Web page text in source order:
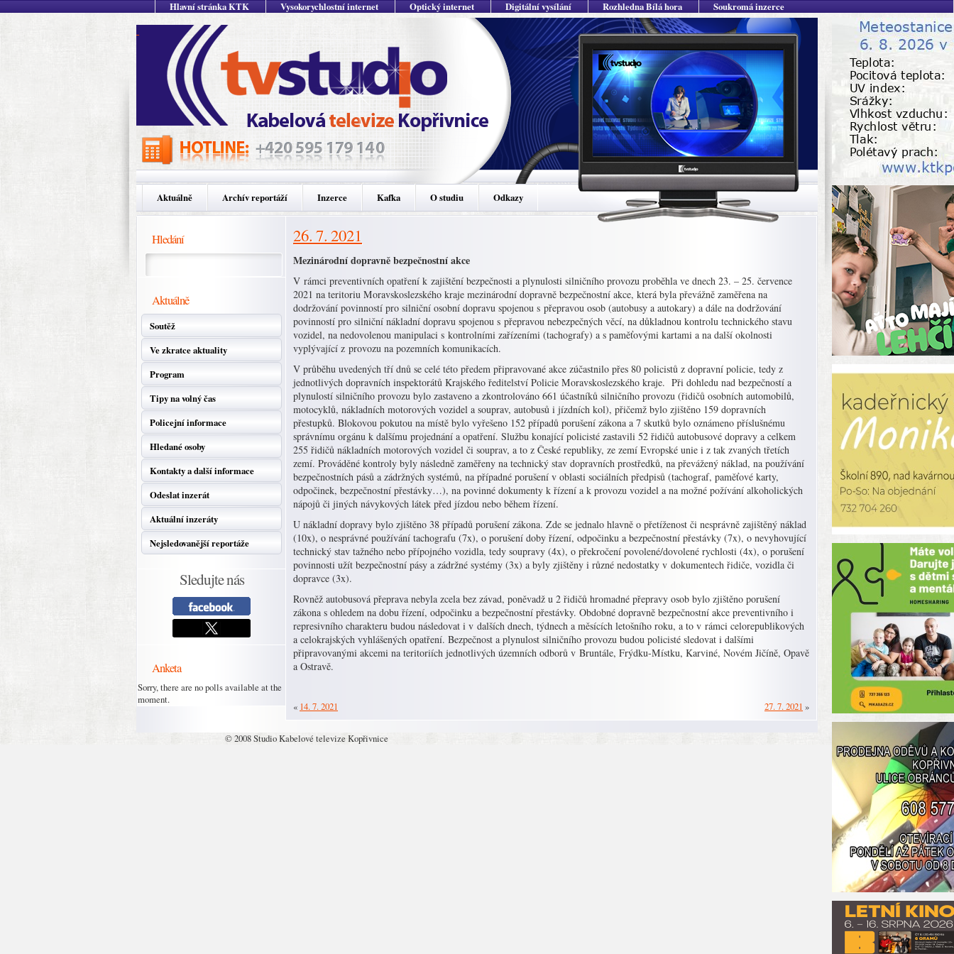
Hlavní stránka KTK Vysokorychlostní internet Optický internet Digitální vysílání Rozhledna Bílá hora Soukromá inzerce
Aktuálně Archív reportáží Inzerce Kafka O studiu Odkazy
Hledání
Aktuálně
Soutěž
Ve zkratce aktuality
Program
Tipy na volný čas
Policejní informace
Hledané osoby
Kontakty a další informace
Odeslat inzerát
Aktuální inzeráty
Nejsledovanější reportáže
Sledujte nás
Anketa
Sorry, there are no polls available at the
moment.
26. 7. 2021
Mezinárodní dopravně bezpečnostní akce
V rámci preventivních opatření k zajištění bezpečnosti a plynulosti silničního provozu proběhla ve dnech 23. – 25. července
2021 na teritoriu Moravskoslezského kraje mezinárodní dopravně bezpečnostní akce, která byla převážně zaměřena na
dodržování povinností pro silniční osobní dopravu spojenou s přepravou osob (autobusy a autokary) a dále na dodržování
povinností pro silniční nákladní dopravu spojenou s přepravou nebezpečných věcí, na důkladnou kontrolu technického stavu
vozidel, na nedovolenou manipulaci s kontrolními zařízeními (tachografy) a s paměťovými kartami a na další okolnosti
vyplývající z provozu na pozemních komunikacích.
V průběhu uvedených tří dnů se celé této předem připravované akce zúčastnilo přes 80 policistů z dopravní policie, tedy z
jednotlivých dopravních inspektorátů Krajského ředitelství Policie Moravskoslezského kraje. Při dohledu nad bezpečností a
plynulostí silničního provozu bylo zastaveno a zkontrolováno 661 účastníků silničního provozu (řidičů osobních automobilů,
motocyklů, nákladních motorových vozidel a souprav, autobusů i jízdních kol), přičemž bylo zjištěno 159 dopravních
přestupků. Blokovou pokutou na místě bylo vyřešeno 152 případů porušení zákona a 7 skutků bylo oznámeno příslušnému
správnímu orgánu k dalšímu projednání a opatření. Službu konající policisté zastavili 52 řidičů autobusové dopravy a celkem
255 řidičů nákladních motorových vozidel či souprav, a to z České republiky, ze zemí Evropské unie i z tak zvaných třetích
zemí. Prováděné kontroly byly následně zaměřeny na technický stav dopravních prostředků, na převážený náklad, na používání
bezpečnostních pásů a zádržných systémů, na případné porušení v oblasti sociálních předpisů (tachograf, paměťové karty,
odpočinek, bezpečnostní přestávky…), na povinné dokumenty k řízení a k provozu vozidel a na možné požívání alkoholických
nápojů či jiných návykových látek před jízdou nebo během řízení.
U nákladní dopravy bylo zjištěno 38 případů porušení zákona. Zde se jednalo hlavně o přetíženost či nesprávně zajištěný náklad
(10x), o nesprávné používání tachografu (7x), o porušení doby řízení, odpočinku a bezpečnostní přestávky (7x), o nevyhovující
technický stav tažného nebo přípojného vozidla, tedy soupravy (4x), o překročení povolené/dovolené rychlosti (4x), o porušení
povinnosti užít bezpečnostní pásy a zádržné systémy (3x) a byly zjištěny i různé nedostatky v dokumentech řidiče, vozidla či
dopravce (3x).
Rovněž autobusová přeprava nebyla zcela bez závad, poněvadž u 2 řidičů hromadné přepravy osob bylo zjištěno porušení
zákona s ohledem na dobu řízení, odpočinku a bezpečnostní přestávky. Obdobné dopravně bezpečnostní akce preventivního i
represivního charakteru budou následovat i v dalších dnech, týdnech a měsících letošního roku, a to v rámci celorepublikových
a celokrajských vyhlášených opatření. Bezpečnost a plynulost silničního provozu budou policisté sledovat i dalšími
připravovanými akcemi na teritoriích jednotlivých územních odborů v Bruntále, Frýdku-Místku, Karviné, Novém Jičíně, Opavě
a Ostravě.
« 14. 7. 2021 27. 7. 2021 »
© 2008 Studio Kabelové televize Kopřivnice